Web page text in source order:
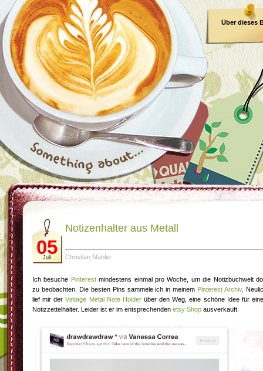
Über dieses
05
Juli
Notizenhalter aus Metall
Christian Mähler
Ich besuche Pinterestmindestens einmal pro Woche, um die Notizbuchwelt
zu beobachten. Die besten Pins sammele ich in meinem Pinterest Archiv.
lief mir derVintage Metal Note Holderüber den Weg, eine schöne Idee für
Notizzettelhalter. Leider ist er im entsprechenden etsy Shop ausverkauft.